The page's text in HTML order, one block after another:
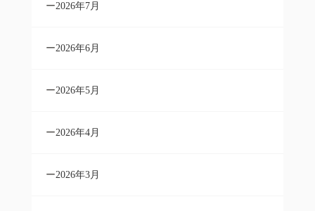
2026年7月
2026年6月
2026年5月
2026年4月
2026年3月